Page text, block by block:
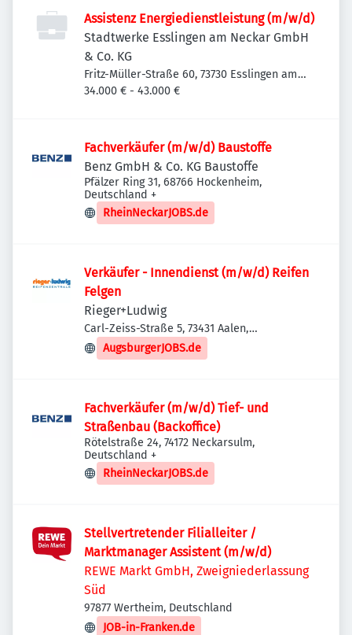
Assistenz Energiedienstleistung (m/w/d)
Stadtwerke Esslingen am Neckar GmbH
& Co. KG
Fritz-Müller-Straße 60, 73730 Esslingen am
Neckar-Oberesslingen, Deutschland
34.000 € - 43.000 €
Fachverkäufer (m/w/d) Baustoffe
Benz GmbH & Co. KG Baustoffe
Pfälzer Ring 31, 68766 Hockenheim,
Deutschland +
RheinNeckarJOBS.de
Verkäufer - Innendienst (m/w/d) Reifen
Felgen
Rieger+Ludwig
Carl-Zeiss-Straße 5, 73431 Aalen,
Deutschland
AugsburgerJOBS.de
Fachverkäufer (m/w/d) Tief- und
Straßenbau (Backoffice)
Rötelstraße 24, 74172 Neckarsulm,
Deutschland +
RheinNeckarJOBS.de
Stellvertretender Filialleiter /
Marktmanager Assistent (m/w/d)
REWE Markt GmbH, Zweigniederlassung
Süd
97877 Wertheim, Deutschland
JOB-in-Franken.de